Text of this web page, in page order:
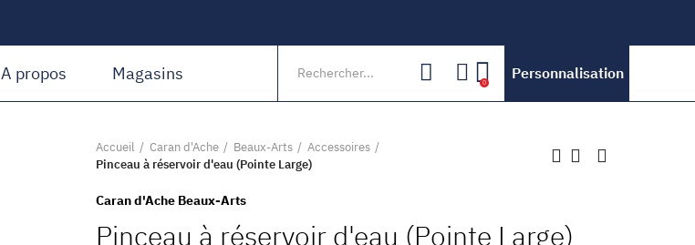
A propos Magasins 0
Personnalisation
Accueil Caran d'Ache Beaux-Arts
Accessoires
Pinceau à réservoir d'eau (Pointe Large)
Caran d'Ache Beaux-Arts
Pinceau à réservoir d'eau (Pointe Large)